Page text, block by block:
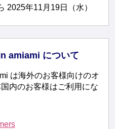
2025年11月19日（水）
amiami について
は海外のお客様向けのオ
内のお客様はご利用にな